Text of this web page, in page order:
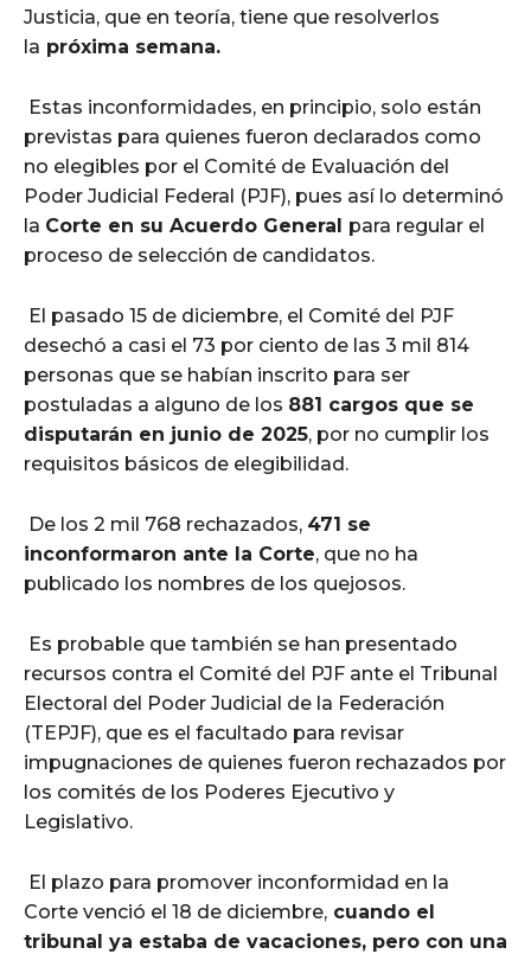
Justicia, que en teoría, tiene que resolverlos
la próxima semana.
Estas inconformidades, en principio, solo están
previstas para quienes fueron declarados como
no elegibles por el Comité de Evaluación del
Poder Judicial Federal (PJF), pues así lo determinó
la Corte en su Acuerdo General para regular el
proceso de selección de candidatos.
El pasado 15 de diciembre, el Comité del PJF
desechó a casi el 73 por ciento de las 3 mil 814
personas que se habían inscrito para ser
postuladas a alguno de los 881 cargos que se
disputarán en junio de 2025, por no cumplir los
requisitos básicos de elegibilidad.
De los 2 mil 768 rechazados, 471 se
inconformaron ante la Corte, que no ha
publicado los nombres de los quejosos.
Es probable que también se han presentado
recursos contra el Comité del PJF ante el Tribunal
Electoral del Poder Judicial de la Federación
(TEPJF), que es el facultado para revisar
impugnaciones de quienes fueron rechazados por
los comités de los Poderes Ejecutivo y
Legislativo.
El plazo para promover inconformidad en la
Corte venció el 18 de diciembre, cuando el
tribunal ya estaba de vacaciones, pero con una